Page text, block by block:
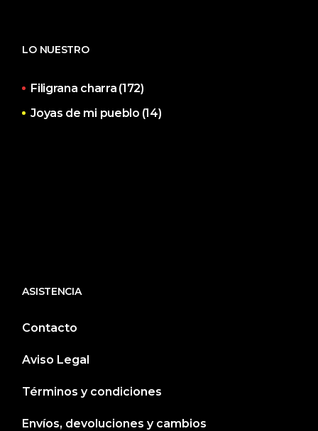
LO NUESTRO
Filigrana charra (172)
Joyas de mi pueblo (14)
ASISTENCIA
Contacto
Aviso Legal
Términos y condiciones
Envíos, devoluciones y cambios